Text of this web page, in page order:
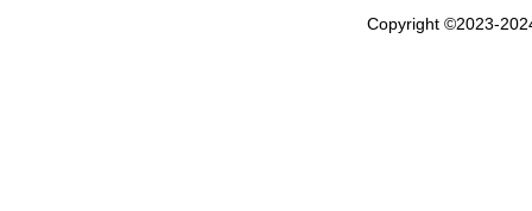
Copyright ©2023-